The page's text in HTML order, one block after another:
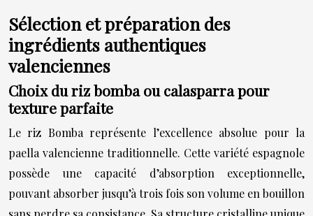
Sélection et préparation des
ingrédients authentiques
valenciennes
Choix du riz bomba ou calasparra pour
texture parfaite
Le riz Bomba représente l’excellence absolue pour la
paella valencienne traditionnelle. Cette variété espagnole
possède une capacité d’absorption exceptionnelle,
pouvant absorber jusqu’à trois fois son volume en bouillon